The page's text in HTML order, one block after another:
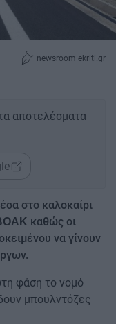
newsroom ekriti.gr
αποτελέσματα
στο καλοκαίρι
καθώς οι
να γίνουν
φάση το νομό
μπουλντόζες